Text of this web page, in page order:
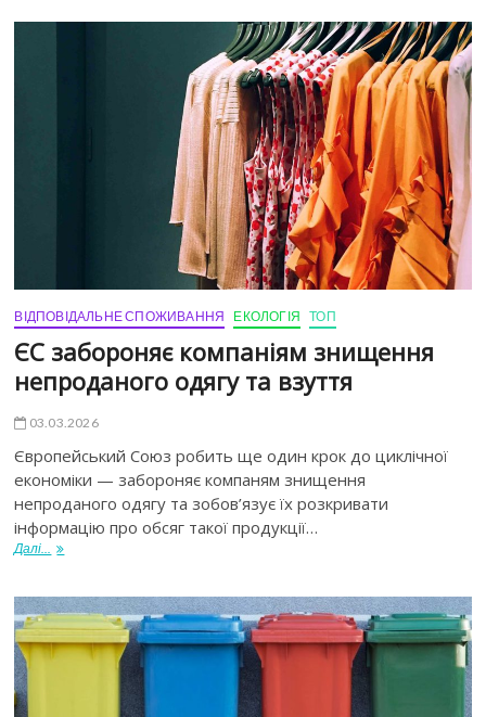
ВІДПОВІДАЛЬНЕ СПОЖИВАННЯ ЕКОЛОГІЯ ТОП
ЄС забороняє компаніям знищення
непроданого одягу та взуття
03.03.2026
Європейський Союз робить ще один крок до циклічної
економіки — забороняє компаням знищення
непроданого одягу та зобов’язує їх розкривати
інформацію про обсяг такої продукції…
Далі...